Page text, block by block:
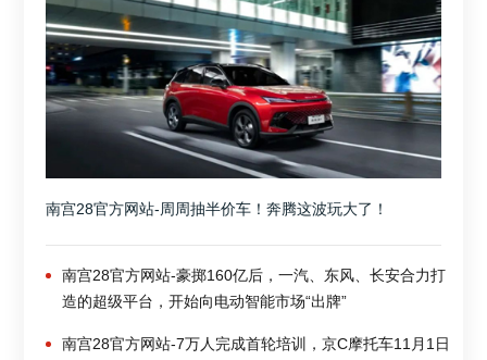
南宫28官方网站-周周抽半价车！奔腾这波玩大了！
南宫28官方网站-豪掷160亿后，一汽、东风、长安合力打
造的超级平台，开始向电动智能市场“出牌”
南宫28官方网站-7万人完成首轮培训，京C摩托车11月1日